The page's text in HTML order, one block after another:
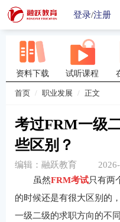
登录/注册
资料下载 试听课程
首页 职业发展 正文
考过FRM一级
些区别？
编辑：融跃教育
虽然FRM考试只有两
的时候还是有很大区别的
一级二级的求职方向的不